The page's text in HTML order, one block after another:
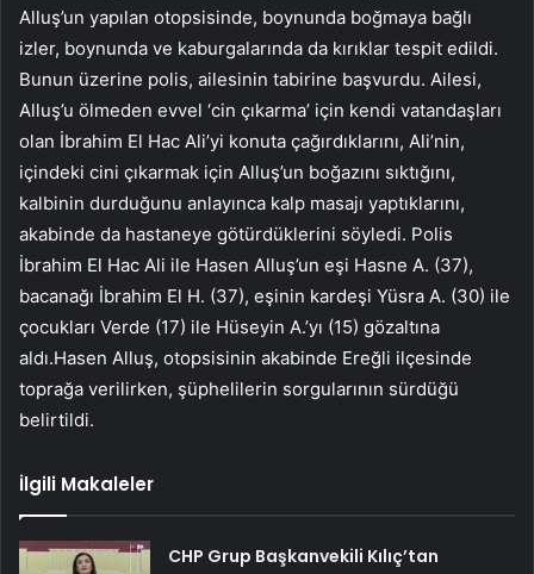
Alluş’un yapılan otopsisinde, boynunda boğmaya bağlı
izler, boynunda ve kaburgalarında da kırıklar tespit edildi.
Bunun üzerine polis, ailesinin tabirine başvurdu. Ailesi,
Alluş’u ölmeden evvel ‘cin çıkarma’ için kendi vatandaşları
olan İbrahim El Hac Ali’yi konuta çağırdıklarını, Ali’nin,
içindeki cini çıkarmak için Alluş’un boğazını sıktığını,
kalbinin durduğunu anlayınca kalp masajı yaptıklarını,
akabinde da hastaneye götürdüklerini söyledi. Polis
İbrahim El Hac Ali ile Hasen Alluş’un eşi Hasne A. (37),
bacanağı İbrahim El H. (37), eşinin kardeşi Yüsra A. (30) ile
çocukları Verde (17) ile Hüseyin A.’yı (15) gözaltına
aldı.Hasen Alluş, otopsisinin akabinde Ereğli ilçesinde
toprağa verilirken, şüphelilerin sorgularının sürdüğü
belirtildi.
İlgili Makaleler
CHP Grup Başkanvekili Kılıç’tan